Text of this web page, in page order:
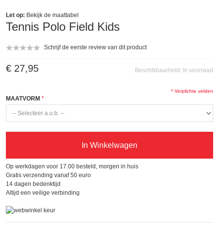
Tennis Polo Field Kids
Schrijf de eerste review van dit product
Beschikbaarheid: In voorraad
€ 27,95
Let op: Bekijk de maattabel
MAATVORM
* Verplichte velden
In Winkelwagen
Op werkdagen voor 17.00 besteld, morgen in huis
Gratis verzending vanaf 50 euro
14 dagen bedenktijd
Altijd een veilige verbinding